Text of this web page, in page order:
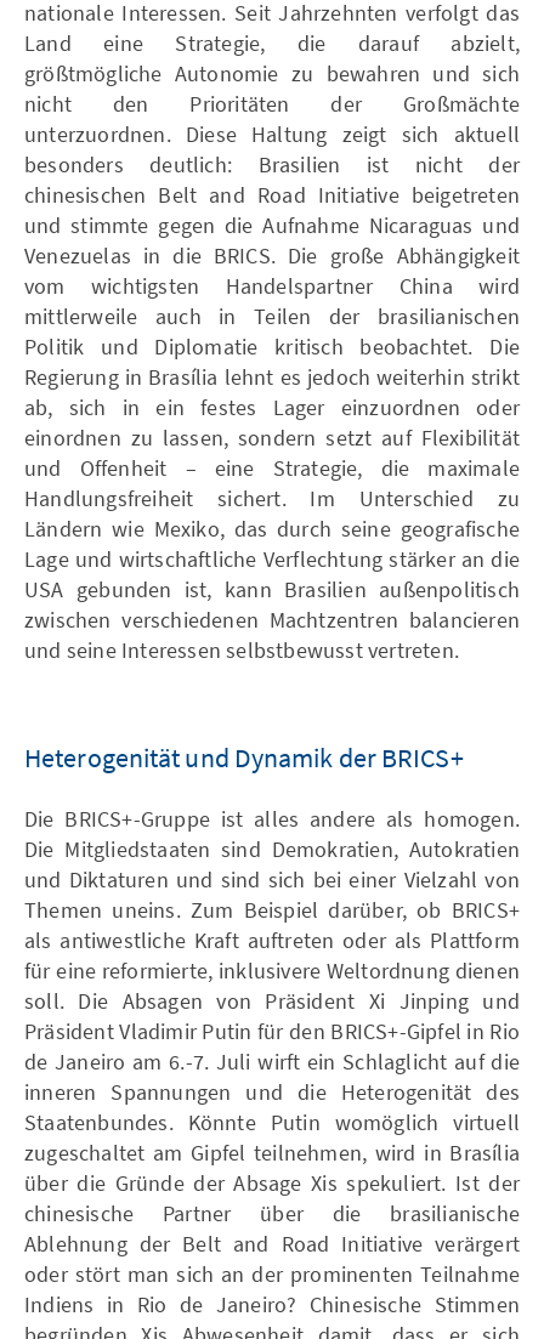
nationale Interessen. Seit Jahrzehnten verfolgt das
Land eine Strategie, die darauf abzielt,
größtmögliche Autonomie zu bewahren und sich
nicht den Prioritäten der Großmächte
unterzuordnen. Diese Haltung zeigt sich aktuell
besonders deutlich: Brasilien ist nicht der
chinesischen Belt and Road Initiative beigetreten
und stimmte gegen die Aufnahme Nicaraguas und
Venezuelas in die BRICS. Die große Abhängigkeit
vom wichtigsten Handelspartner China wird
mittlerweile auch in Teilen der brasilianischen
Politik und Diplomatie kritisch beobachtet. Die
Regierung in Brasília lehnt es jedoch weiterhin strikt
ab, sich in ein festes Lager einzuordnen oder
einordnen zu lassen, sondern setzt auf Flexibilität
und Offenheit – eine Strategie, die maximale
Handlungsfreiheit sichert. Im Unterschied zu
Ländern wie Mexiko, das durch seine geografische
Lage und wirtschaftliche Verflechtung stärker an die
USA gebunden ist, kann Brasilien außenpolitisch
zwischen verschiedenen Machtzentren balancieren
und seine Interessen selbstbewusst vertreten.
Heterogenität und Dynamik der BRICS+
Die BRICS+-Gruppe ist alles andere als homogen.
Die Mitgliedstaaten sind Demokratien, Autokratien
und Diktaturen und sind sich bei einer Vielzahl von
Themen uneins. Zum Beispiel darüber, ob BRICS+
als antiwestliche Kraft auftreten oder als Plattform
für eine reformierte, inklusivere Weltordnung dienen
soll. Die Absagen von Präsident Xi Jinping und
Präsident Vladimir Putin für den BRICS+-Gipfel in Rio
de Janeiro am 6.-7. Juli wirft ein Schlaglicht auf die
inneren Spannungen und die Heterogenität des
Staatenbundes. Könnte Putin womöglich virtuell
zugeschaltet am Gipfel teilnehmen, wird in Brasília
über die Gründe der Absage Xis spekuliert. Ist der
chinesische Partner über die brasilianische
Ablehnung der Belt and Road Initiative verärgert
oder stört man sich an der prominenten Teilnahme
Indiens in Rio de Janeiro? Chinesische Stimmen